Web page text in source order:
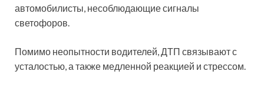
автомобилисты, несоблюдающие сигналы
светофоров.
Помимо неопытности водителей, ДТП связывают с
усталостью, а также медленной реакцией и стрессом.